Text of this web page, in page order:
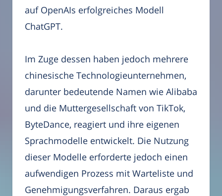
auf OpenAIs erfolgreiches Modell
ChatGPT.
Im Zuge dessen haben jedoch mehrere
chinesische Technologieunternehmen,
darunter bedeutende Namen wie Alibaba
und die Muttergesellschaft von TikTok,
ByteDance, reagiert und ihre eigenen
Sprachmodelle entwickelt. Die Nutzung
dieser Modelle erforderte jedoch einen
aufwendigen Prozess mit Warteliste und
Genehmigungsverfahren. Daraus ergab